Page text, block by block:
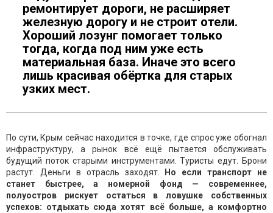
ремонтирует дороги, не расширяет
железную дорогу и не строит отели.
Хороший лозунг помогает только
тогда, когда под ним уже есть
материальная база. Иначе это всего
лишь красивая обёртка для старых
узких мест.
По сути, Крым сейчас находится в точке, где спрос уже обогнал
инфраструктуру, а рынок всё ещё пытается обслуживать
будущий поток старыми инструментами. Туристы едут. Брони
растут. Деньги в отрасль заходят.
Но если транспорт не
станет быстрее, а номерной фонд — современнее,
полуостров рискует остаться в ловушке собственных
успехов: отдыхать сюда хотят всё больше, а комфортно